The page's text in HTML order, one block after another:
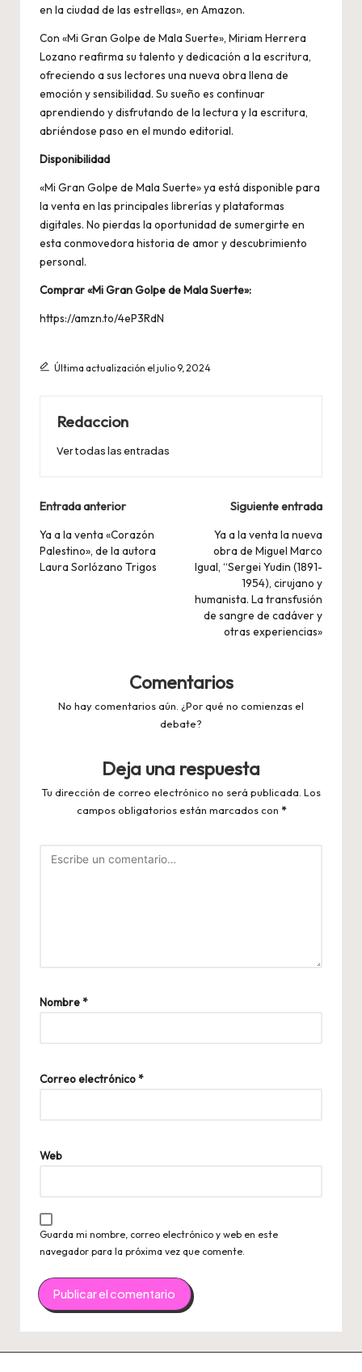
en la ciudad de las estrellas», en Amazon.
Con «Mi Gran Golpe de Mala Suerte», Miriam Herrera
Lozano reafirma su talento y dedicación a la escritura,
ofreciendo a sus lectores una nueva obra llena de
emoción y sensibilidad. Su sueño es continuar
aprendiendo y disfrutando de la lectura y la escritura,
abriéndose paso en el mundo editorial.
Disponibilidad
«Mi Gran Golpe de Mala Suerte» ya está disponible para
la venta en las principales librerías y plataformas
digitales. No pierdas la oportunidad de sumergirte en
esta conmovedora historia de amor y descubrimiento
personal.
Comprar «Mi Gran Golpe de Mala Suerte»:
https://amzn.to/4eP3RdN
Última actualización el julio 9, 2024
Redaccion
Ver todas las entradas
Navegación
de
entradas
Entrada anterior
Ya a la venta «Corazón
Palestino», de la autora
Laura Sorlózano Trigos
Siguiente entrada
Ya a la venta la nueva
obra de Miguel Marco
Igual, “Sergei Yudin (1891-
1954), cirujano y
humanista. La transfusión
de sangre de cadáver y
otras experiencias»
Comentarios
No hay comentarios aún. ¿Por qué no comienzas el
debate?
Deja una respuesta
Tu dirección de correo electrónico no será publicada. Los
campos obligatorios están marcados con *
Nombre*
Correo electrónico*
Web
Guarda mi nombre, correo electrónico y web en este
navegador para la próxima vez que comente.